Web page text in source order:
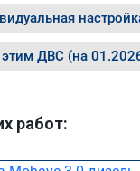
ДВС (на
работ: